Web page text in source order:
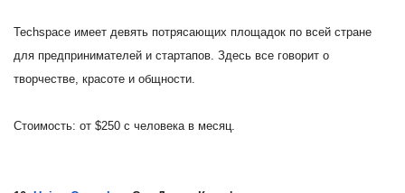
Techspace имеет девять потрясающих площадок по всей стране
для предпринимателей и стартапов. Здесь все говорит о
творчестве, красоте и общности.
Стоимость: от $250 с человека в месяц.